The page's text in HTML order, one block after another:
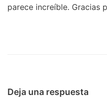
parece increíble. Gracias
Deja una respuesta